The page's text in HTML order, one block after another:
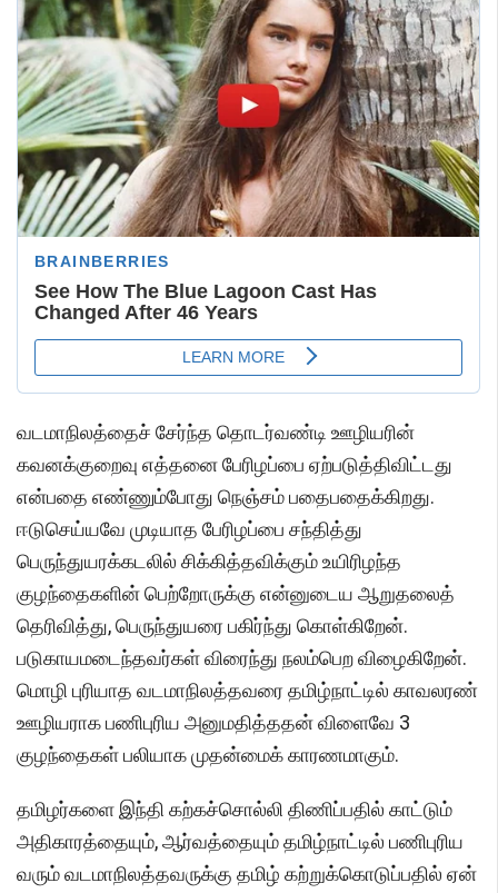
வடமாநிலத்தைச் சேர்ந்த தொடர்வண்டி ஊழியரின்
கவனக்குறைவு எத்தனை பேரிழப்பை ஏற்படுத்திவிட்டது
என்பதை எண்ணும்போது நெஞ்சம் பதைபதைக்கிறது.
ஈடுசெய்யவே முடியாத பேரிழப்பை சந்தித்து
பெருந்துயரக்கடலில் சிக்கித்தவிக்கும் உயிரிழந்த
குழந்தைகளின் பெற்றோருக்கு என்னுடைய ஆறுதலைத்
தெரிவித்து, பெருந்துயரை பகிர்ந்து கொள்கிறேன்.
படுகாயமடைந்தவர்கள் விரைந்து நலம்பெற விழைகிறேன்.
மொழி புரியாத வடமாநிலத்தவரை தமிழ்நாட்டில் காவலரண்
ஊழியராக பணிபுரிய அனுமதித்ததன் விளைவே 3
குழந்தைகள் பலியாக முதன்மைக் காரணமாகும்.
தமிழர்களை இந்தி கற்கச்சொல்லி திணிப்பதில் காட்டும்
அதிகாரத்தையும், ஆர்வத்தையும் தமிழ்நாட்டில் பணிபுரிய
வரும் வடமாநிலத்தவருக்கு தமிழ் கற்றுக்கொடுப்பதில் ஏன்